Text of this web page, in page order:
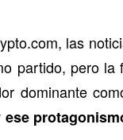
las
partido, pero
dominante